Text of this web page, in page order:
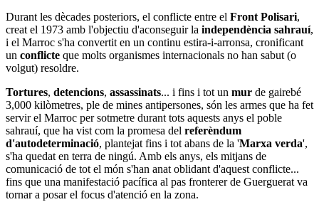
Durant les dècades posteriors, el conflicte entre el Front Polisari,
creat el 1973 amb l'objectiu d'aconseguir la independència sahrauí,
i el Marroc s'ha convertit en un continu estira-i-arronsa, cronificant
un conflicte que molts organismes internacionals no han sabut (o
volgut) resoldre.
Tortures, detencions, assassinats... i fins i tot un mur de gairebé
3,000 kilòmetres, ple de mines antipersones, són les armes que ha fet
servir el Marroc per sotmetre durant tots aquests anys el poble
sahrauí, que ha vist com la promesa del referèndum
d'autodeterminació, plantejat fins i tot abans de la 'Marxa verda',
s'ha quedat en terra de ningú. Amb els anys, els mitjans de
comunicació de tot el món s'han anat oblidant d'aquest conflicte...
fins que una manifestació pacífica al pas fronterer de Guerguerat va
tornar a posar el focus d'atenció en la zona.